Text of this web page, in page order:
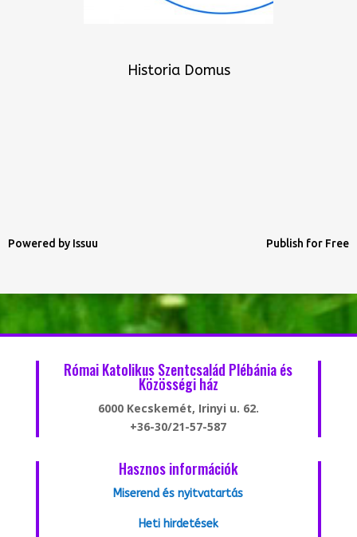
Historia Domus
Powered by Issuu Publish for Free
Római Katolikus Szentcsalád Plébánia és
Közösségi ház
6000 Kecskemét, Irinyi u. 62.
+36-30/21-57-587
Hasznos információk
Miserend és nyitvatartás
Heti hirdetések